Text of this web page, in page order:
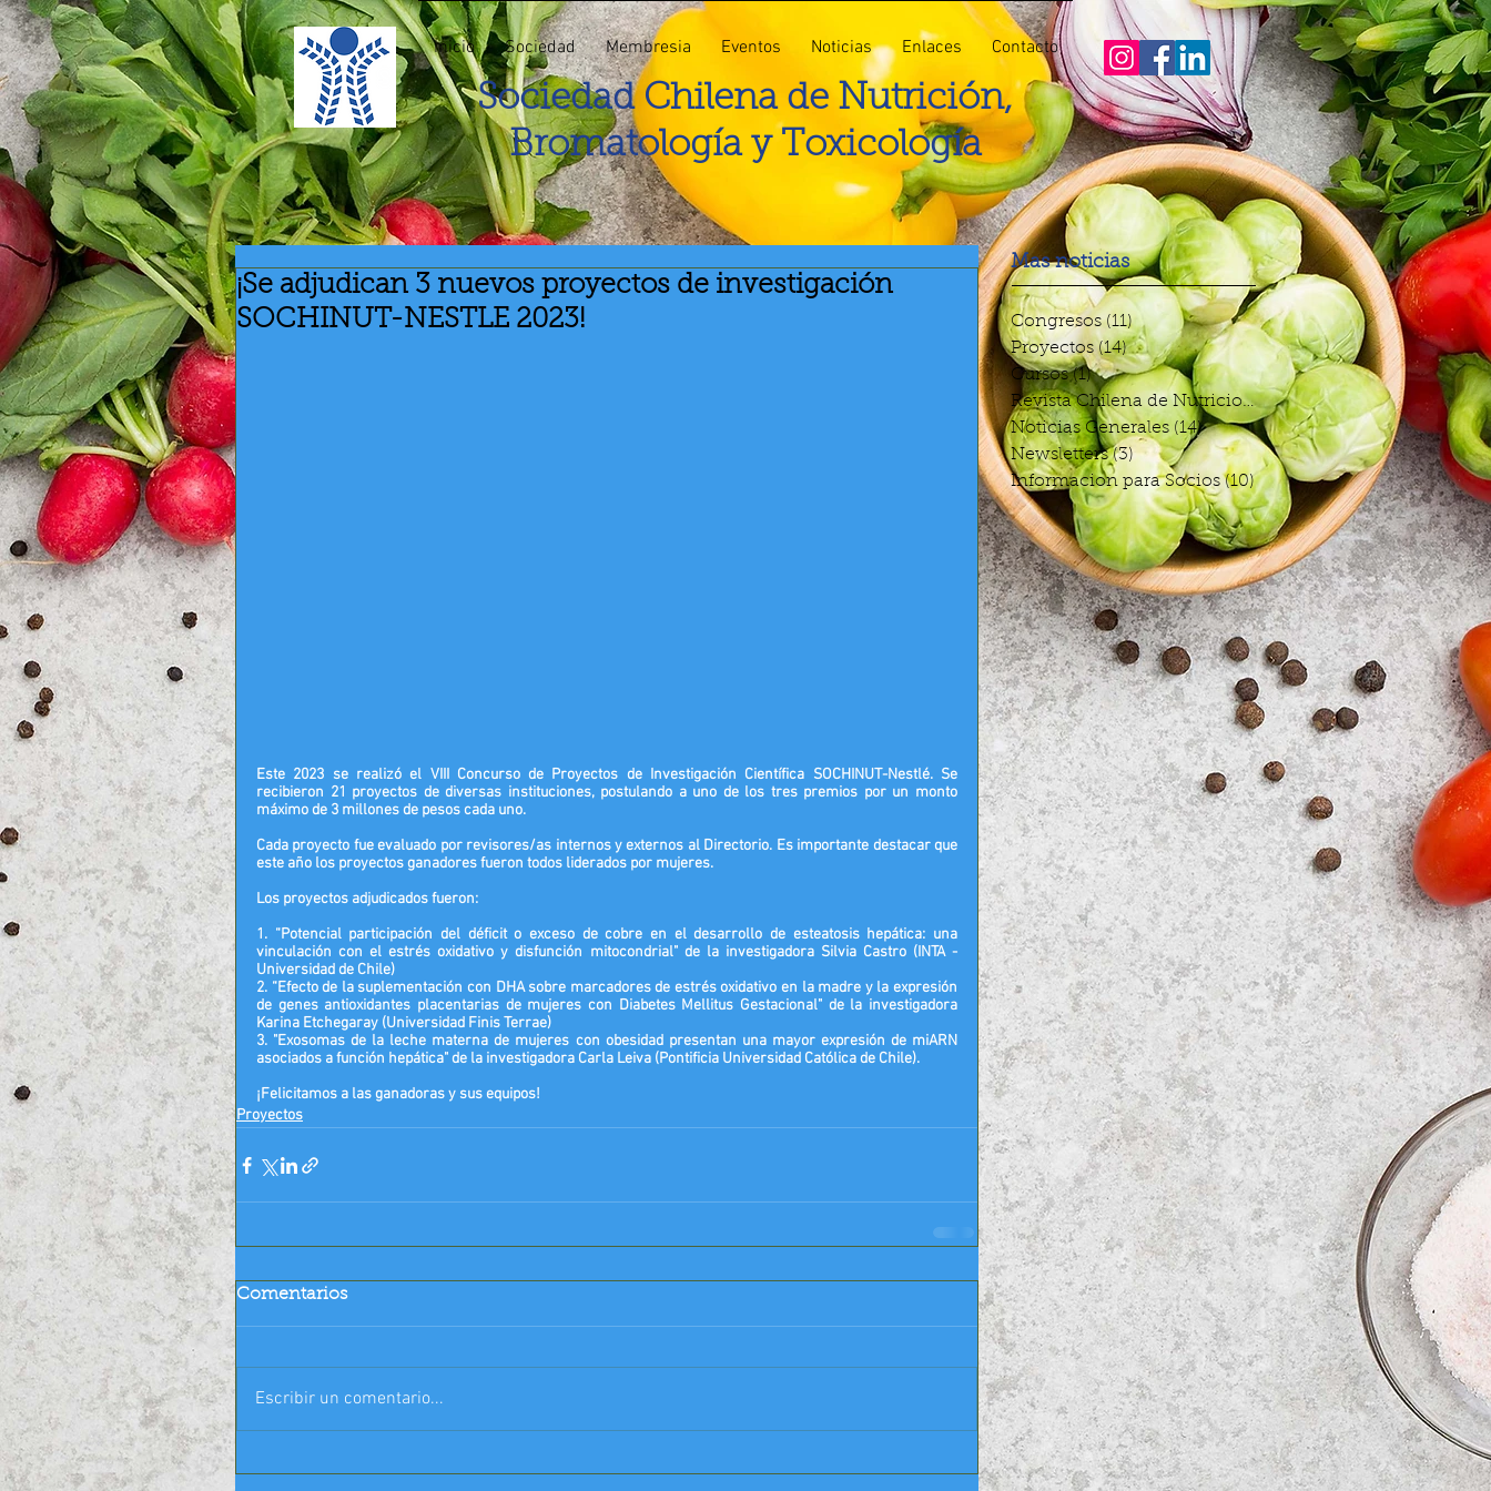
Inicio Sociedad Membresia Eventos Noticias Enlaces Contacto
Sociedad Chilena de Nutrición,
Bromatología y Toxicología
¡Se adjudican 3 nuevos proyectos de investigación
SOCHINUT-NESTLE 2023!
Este 2023 se realizó el VIII Concurso de Proyectos de Investigación Científica SOCHINUT-Nestlé. Se
recibieron 21 proyectos de diversas instituciones, postulando a uno de los tres premios por un monto
máximo de 3 millones de pesos cada uno.
Cada proyecto fue evaluado por revisores/as internos y externos al Directorio. Es importante destacar que
este año los proyectos ganadores fueron todos liderados por mujeres.
Los proyectos adjudicados fueron:
1. “Potencial participación del déficit o exceso de cobre en el desarrollo de esteatosis hepática: una
vinculación con el estrés oxidativo y disfunción mitocondrial" de la investigadora Silvia Castro (INTA -
Universidad de Chile)
2. “Efecto de la suplementación con DHA sobre marcadores de estrés oxidativo en la madre y la expresión
Karina Etchegaray (Universidad Finis Terrae)
3. "Exosomas de la leche materna de mujeres con obesidad presentan una mayor expresión de miARN
asociados a función hepática" de la investigadora Carla Leiva (Pontificia Universidad Católica de Chile).
¡Felicitamos a las ganadoras y sus equipos!
Proyectos
Comentarios
Escribir un comentario...
Mas noticias
Congresos (11)11 entradas
Proyectos (14)14 entradas
Cursos (1)1 entrada
Revista Chilena de Nutricion (5)5 entradas
Noticias Generales (14)14 entradas
Newsletters (3)3 entradas
Informacion para Socios (10)10 entradas